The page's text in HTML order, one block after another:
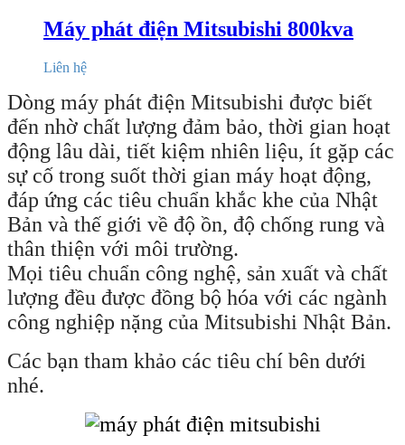
Máy phát điện Mitsubishi 800kva
Liên hệ
Dòng máy phát điện Mitsubishi được biết
đến nhờ chất lượng đảm bảo, thời gian hoạt
động lâu dài, tiết kiệm nhiên liệu, ít gặp các
sự cố trong suốt thời gian máy hoạt động,
đáp ứng các tiêu chuẩn khắc khe của Nhật
Bản và thế giới về độ ồn, độ chống rung và
thân thiện với môi trường.
Mọi tiêu chuẩn công nghệ, sản xuất và chất
lượng đều được đồng bộ hóa với các ngành
công nghiệp nặng của Mitsubishi Nhật Bản.
Các bạn tham khảo các tiêu chí bên dưới
nhé.